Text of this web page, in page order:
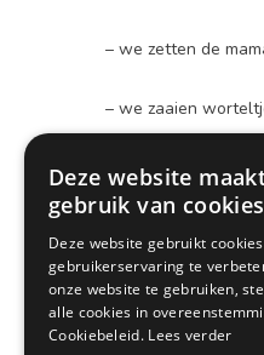
– we zetten de
– we zaaien
– we
Deze website
gebruik van
Deze website gebruikt
gebruikerservaring te
onze website te gebruiken,
alle cookies in
Cookiebeleid. Lees verder